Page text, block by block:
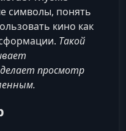
символы, понять
кино как
Такой
просмотр